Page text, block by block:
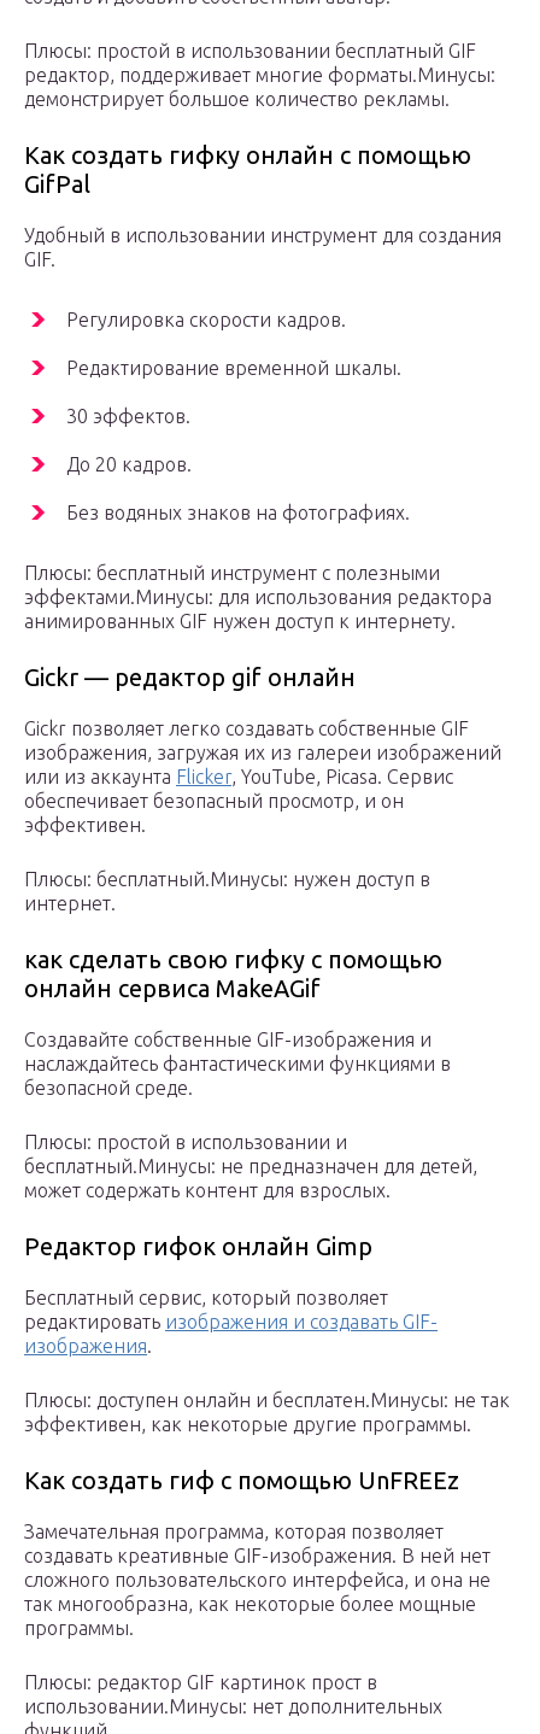
Плюсы: простой в использовании бесплатный GIF
редактор, поддерживает многие форматы.Минусы:
демонстрирует большое количество рекламы.
Как создать гифку онлайн с помощью
GifPal
Удобный в использовании инструмент для создания
GIF.
Регулировка скорости кадров.
Редактирование временной шкалы.
30 эффектов.
До 20 кадров.
Без водяных знаков на фотографиях.
Плюсы: бесплатный инструмент с полезными
эффектами.Минусы: для использования редактора
анимированных GIF нужен доступ к интернету.
Gickr — редактор gif онлайн
Gickr позволяет легко создавать собственные GIF
изображения, загружая их из галереи изображений
или из аккаунта Flicker, YouTube, Picasa. Сервис
обеспечивает безопасный просмотр, и он
эффективен.
Плюсы: бесплатный.Минусы: нужен доступ в
интернет.
как сделать свою гифку с помощью
онлайн сервиса MakeAGif
Создавайте собственные GIF-изображения и
наслаждайтесь фантастическими функциями в
безопасной среде.
Плюсы: простой в использовании и
бесплатный.Минусы: не предназначен для детей,
может содержать контент для взрослых.
Редактор гифок онлайн Gimp
Бесплатный сервис, который позволяет
редактировать изображения и создавать GIF-
изображения.
Плюсы: доступен онлайн и бесплатен.Минусы: не так
эффективен, как некоторые другие программы.
Как создать гиф с помощью UnFREEz
Замечательная программа, которая позволяет
создавать креативные GIF-изображения. В ней нет
сложного пользовательского интерфейса, и она не
так многообразна, как некоторые более мощные
программы.
Плюсы: редактор GIF картинок прост в
использовании.Минусы: нет дополнительных